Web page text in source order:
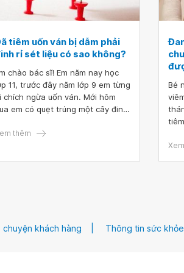
tiêm uốn ván bị dẫm phải
rỉ sét liệu có sao không?
chào bác sĩ! Em năm nay học
11, trước đây năm lớp 9 em từng
chích ngừa uốn ván. Mới hôm
em có quẹt trúng một cây đinh
da, rớm máu (vết thương nhỏ
thêm
Bé
chuyện khách hàng Thông tin sức khỏe